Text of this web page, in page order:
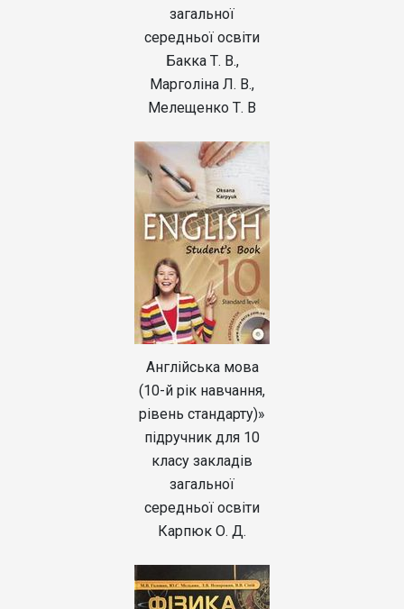
загальної
середньої освіти
Бакка Т. В.,
Марголіна Л. В.,
Мелещенко Т. В
Англійська мова
(10-й рік навчання,
рівень стандарту)»
підручник для 10
класу закладів
загальної
середньої освіти
Карпюк О. Д.